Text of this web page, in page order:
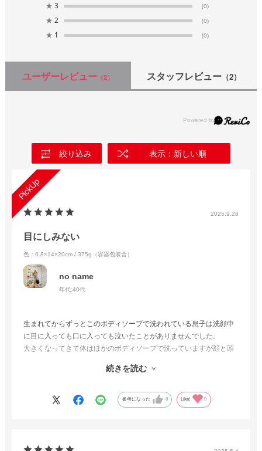
★ 3 (0)
★ 2 (0)
★ 1 (0)
ユーザーレビュー （2） スタッフレビュー （2）
絞り込み 表示：新しい順
2025.9.28
目にしみない
色：6.8×14×20cm / 375g（容器包装含）
no name
年代:40代
生まれてからずっとこのボディソープで洗われている息子は洗顔中
に目に入っても口に入っても泣いたことがありませんでした。
大きくなってきて体はほかのボディソープで洗っていますが顔と頭
体を洗っている最中うっかり手に泡がついたまま目を擦ってしまっ
それだけこちらのボディソープがしみないんだなと感心しました。
これからも使わせていただきます。
続きを読む
参考になった 0 Like! 0